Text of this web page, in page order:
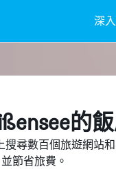
深
的
尋數百個旅遊網站
節省旅費。